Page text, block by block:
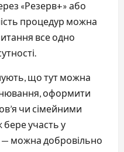
«Резерв+» або
процедур можна
все одно
що тут можна
оформити
чи сімейними
участь у
— можна добровільно